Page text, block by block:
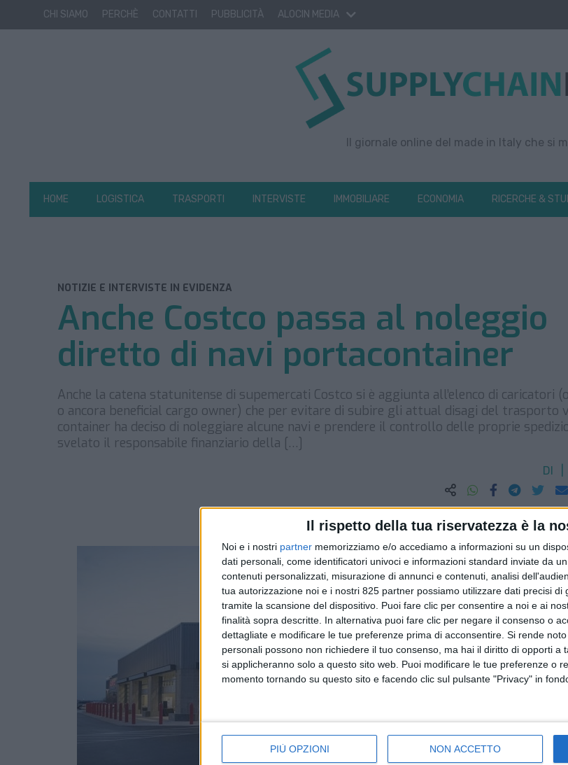
Il rispetto della tua riservatezza è la
Noi e i nostri partner memorizziamo e/o accediamo a informazioni su un
dati personali, come identificatori univoci e informazioni standard inviate da
contenuti personalizzati, misurazione di annunci e contenuti, analisi
tua autorizzazione noi e i nostri 825 partner possiamo utilizzare dati precisi di
tramite la scansione del dispositivo. Puoi fare clic per consentire a noi e ai
finalità sopra descritte. In alternativa puoi fare clic per negare il consenso o
dettagliate e modificare le tue preferenze prima di acconsentire. Si rende
personali possono non richiedere il tuo consenso, ma hai il diritto di opporti a
si applicheranno solo a questo sito web. Puoi modificare le tue preferenze o
momento tornando su questo sito e facendo clic sul pulsante "Privacy" in
PIÙ OPZIONI NON ACCETTO
CHI SIAMO PERCHÈ CONTATTI PUBBLICITÀ ALOCIN MEDIA
Il giornale online del made in Italy che si
HOME LOGISTICA TRASPORTI INTERVISTE IMMOBILIARE ECONOMIA RICERCHE &
NOTIZIE E INTERVISTE IN EVIDENZA
Anche Costco passa al noleggio
diretto di navi portacontainer
Anche la catena statunitense di supemercati Costco si è aggiunta all’elenco di caricatori
o ancora beneficial cargo owner) che per evitare di subire gli attual disagi del trasporto
container ha deciso di noleggiare alcune navi e prendere il controllo delle proprie
svelato il responsabile finanziario della […]
DI